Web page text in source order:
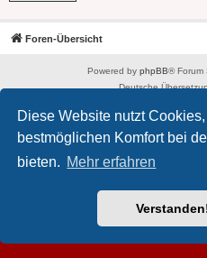
Diese Website nutzt
bestmöglichen Komfort bei
bieten. Mehr erfahren
Foren-Übersicht
Powered by phpBB® Forum
Deutsche